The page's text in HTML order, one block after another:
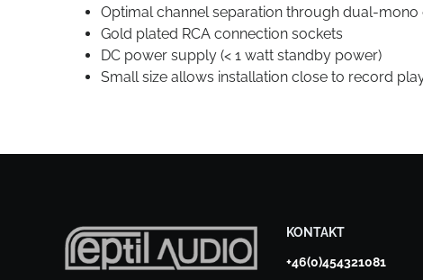
Optimal channel separation through dual-
Gold plated RCA connection sockets
DC power supply (< 1 watt standby power)
Small size allows installation close to record
KONTAKT
+46(0)454321081